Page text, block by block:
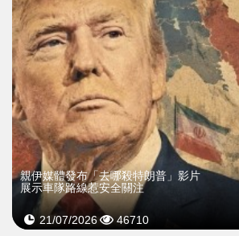
親伊媒體發布「去哪殺特朗普」影片
展示車隊路線惹安全關注
21/07/2026 46710